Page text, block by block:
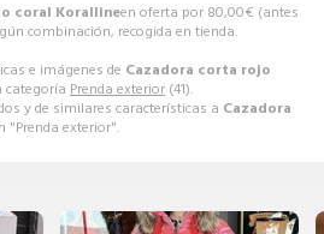
coral Korallineen oferta por 80,00€ (antes
combinación, recogida en tienda.
e imágenes de Cazadora corta rojo
categoría Prenda exterior (41).
y de similares características a Cazadora
"Prenda exterior".